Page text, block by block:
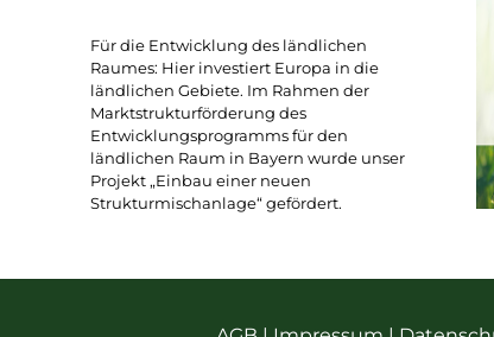
Für die Entwicklung des ländlichen
Raumes: Hier investiert Europa in die
ländlichen Gebiete. Im Rahmen der
Marktstrukturförderung des
Entwicklungsprogramms für den
ländlichen Raum in Bayern wurde unser
Projekt „Einbau einer neuen
Strukturmischanlage“ gefördert.